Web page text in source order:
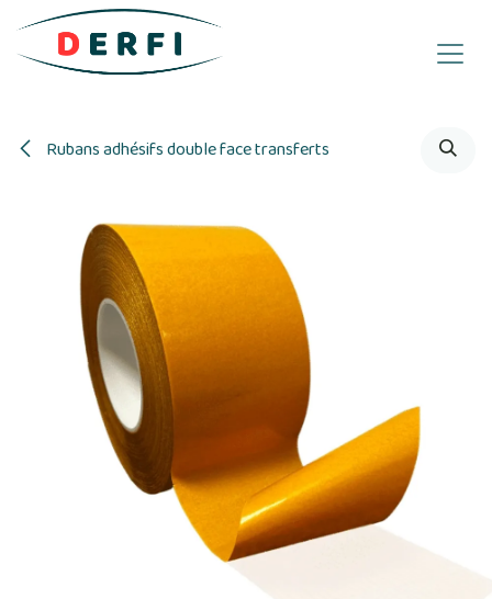
Se rendre au contenu
Rubans adhésifs double face transferts